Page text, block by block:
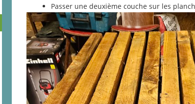
Passer une deuxième couche sur les